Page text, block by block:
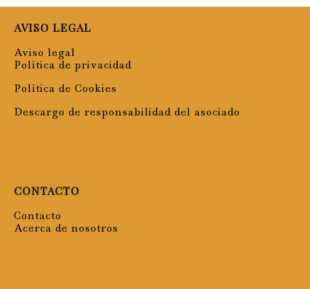
AVISO LEGAL
Aviso legal
Política de privacidad
Política de Cookies
Descargo de responsabilidad del asociado
CONTACTO
Contacto
Acerca de nosotros